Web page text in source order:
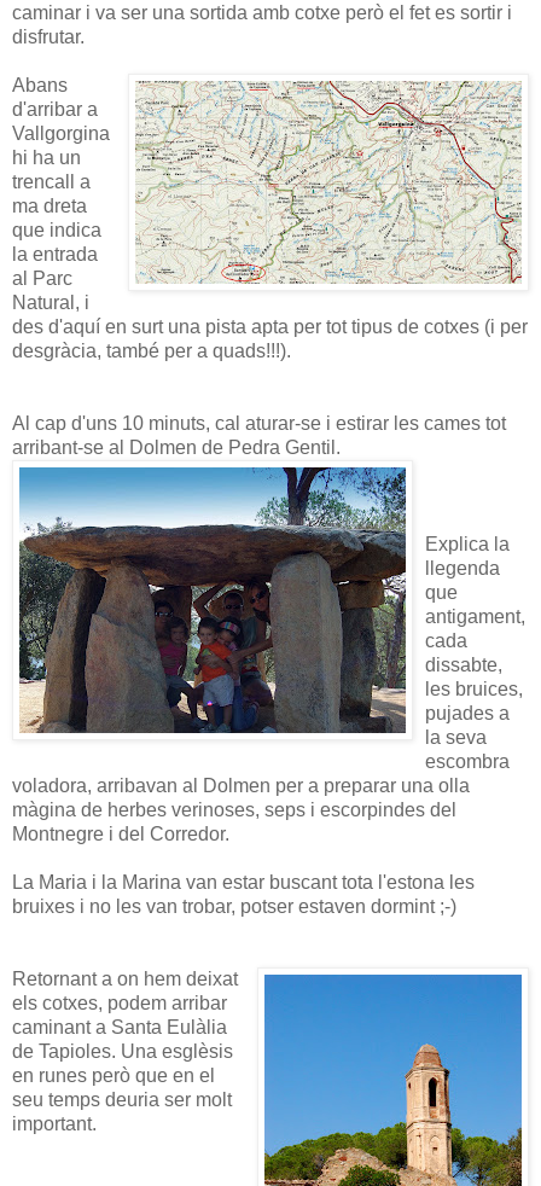
caminar i va ser una sortida amb cotxe però el fet es sortir i
disfrutar.
Abans
d'arribar a
Vallgorgina
hi ha un
trencall a
ma dreta
que indica
la entrada
al Parc
Natural, i
des d'aquí en surt una pista apta per tot tipus de cotxes (i per
desgràcia, també per a quads!!!).
Al cap d'uns 10 minuts, cal aturar-se i estirar les cames tot
arribant-se al Dolmen de Pedra Gentil.
Explica la
llegenda
que
antigament,
cada
dissabte,
les bruices,
pujades a
la seva
escombra
voladora, arribavan al Dolmen per a preparar una olla
màgina de herbes verinoses, seps i escorpindes del
Montnegre i del Corredor.
La Maria i la Marina van estar buscant tota l'estona les
bruixes i no les van trobar, potser estaven dormint ;-)
Retornant a on hem deixat
els cotxes, podem arribar
caminant a Santa Eulàlia
de Tapioles. Una esglèsis
en runes però que en el
seu temps deuria ser molt
important.